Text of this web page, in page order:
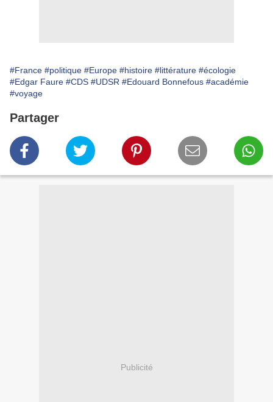
#France #politique #Europe #histoire #littérature #écologie
#Edgar Faure #CDS #UDSR #Edouard Bonnefous #académie
#voyage
Partager
Publicité